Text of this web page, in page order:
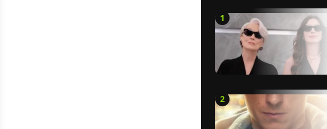
1
2